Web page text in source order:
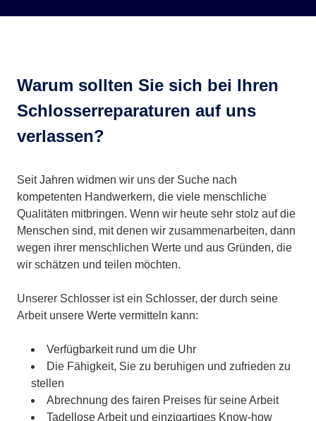
Warum sollten Sie sich bei Ihren
Schlosserreparaturen auf uns
verlassen?
Seit Jahren widmen wir uns der Suche nach
kompetenten Handwerkern, die viele menschliche
Qualitäten mitbringen. Wenn wir heute sehr stolz auf die
Menschen sind, mit denen wir zusammenarbeiten, dann
wegen ihrer menschlichen Werte und aus Gründen, die
wir schätzen und teilen möchten.
Unserer Schlosser ist ein Schlosser, der durch seine
Arbeit unsere Werte vermitteln kann:
Verfügbarkeit rund um die Uhr
Die Fähigkeit, Sie zu beruhigen und zufrieden zu
stellen
Abrechnung des fairen Preises für seine Arbeit
Tadellose Arbeit und einzigartiges Know-how